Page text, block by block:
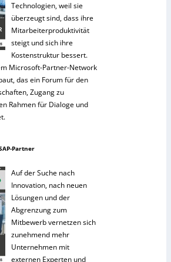
Technologien, weil sie
überzeugt sind, dass ihre
Mitarbeiterproduktivität
steigt und sich ihre
Kostenstruktur bessert.
Microsoft-Partner-Network
das ein Forum für den
Zugang zu
Rahmen für Dialoge und
Partner
Auf der Suche nach
Innovation, nach neuen
Lösungen und der
Abgrenzung zum
Mitbewerb vernetzen sich
zunehmend mehr
Unternehmen mit
externen Experten und